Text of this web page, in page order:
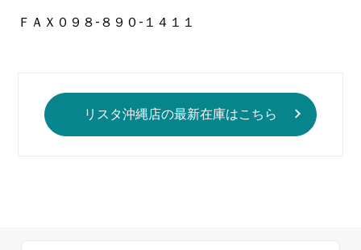
ＦＡＸ０９８-８９０-１４１１
リスタ沖縄店の最新在庫はこちら